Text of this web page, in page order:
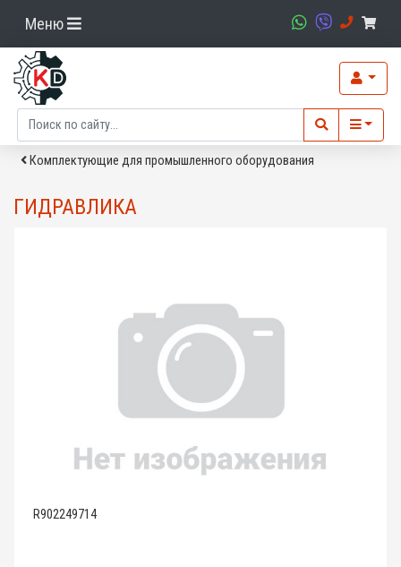
Меню
Комплектующие для промышленного оборудования
ГИДРАВЛИКА
R902249714